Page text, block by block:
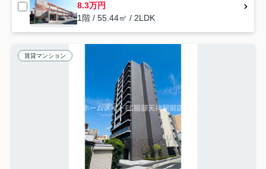
8.3万円
1階 / 55.44㎡ / 2LDK
賃貸マンション